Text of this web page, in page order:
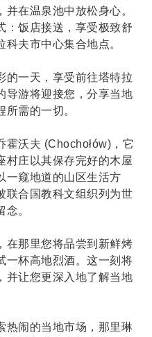
在温泉池中放松身心。
：饭店接送，享受极致舒
夫市中心集合地点。
的一天，享受前往塔特拉
导游将迎接您，分享当地
需的一切。
霍沃夫 (Chochołów)，它
村庄以其保存完好的木屋
一窥地道的山区生活方
联合国教科文组织列为世
。
在那里您将品尝到新鲜烤
一杯高地烈酒。这一刻将
并让您更深入地了解当地
热闹的当地市场，那里琳